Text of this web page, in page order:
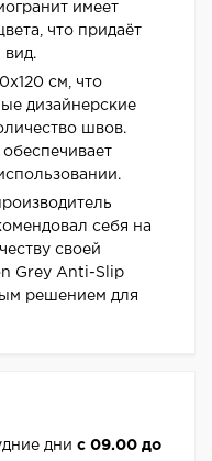
имеет
что придаёт
вид.
см, что
дизайнерские
швов.
себя на
своей
Grey Anti-Slip
решением для
дни с 09.00 до